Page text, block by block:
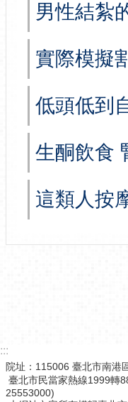
男性結紮
實際模擬
低頭低到
生酮飲食
這類人按
:::
院址：115006 臺北市南港
臺北市民當家熱線1999轉
25553000)